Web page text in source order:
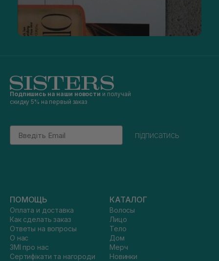
Подпишись на наши новости и получай
скидку 5% на первый заказ
Email
підписатись
ПОМОЩЬ
Оплата и доставка
Как сделать заказ
Ответы на вопросы
О нас
ЗМІ про нас
Сертифікати та нагороди
КАТАЛОГ
Волосы
Лицо
Тело
Дом
Мерч
Новинки